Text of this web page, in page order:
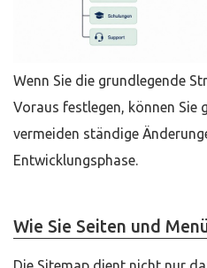
Wenn Sie die grundlegende
Voraus festlegen, können Sie
vermeiden ständige
Entwicklungsphase.
Wie Sie Seiten und